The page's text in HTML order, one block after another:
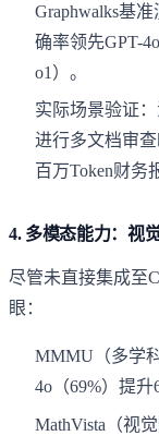
Graphwalks基
确率领先GPT-
o1）。
实际场景验证：
进行多文档审
百万Token财务
4. 多模态能力：视
尽管未直接集成至
眼：
MMMU（多学
4o（69%）提升
MathVista（视